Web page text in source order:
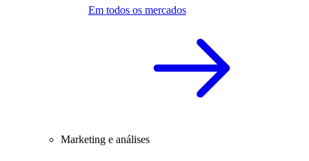
Em todos os mercados
Marketing e análises